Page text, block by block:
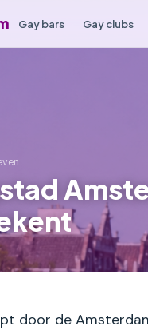
Gay bars Gay clubs
door de